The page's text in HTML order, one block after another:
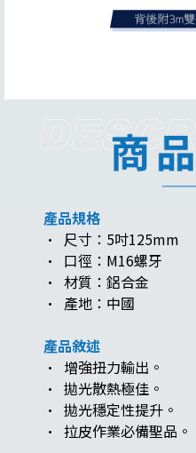
產品規格
· 尺寸：5吋125mm
· 口徑：M16螺牙
· 材質：鋁合金
· 產地：中國
產品敘述
· 增強扭力輸出。
· 拋光散熱極佳。
· 拋光穩定性提升。
· 拉皮作業必備聖品。